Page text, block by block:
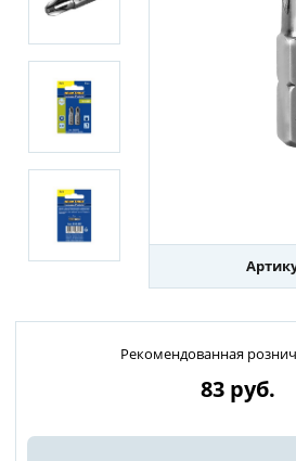
Рекомендованная
83 руб.